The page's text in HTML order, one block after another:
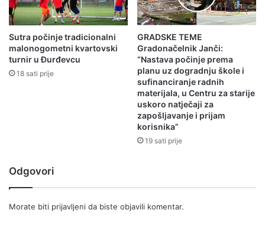
Sutra počinje tradicionalni
malonogometni kvartovski
turnir u Đurđevcu
18 sati prije
GRADSKE TEME
Gradonačelnik Janči:
“Nastava počinje prema
planu uz dogradnju škole i
sufinanciranje radnih
materijala, u Centru za starije
uskoro natječaji za
zapošljavanje i prijam
korisnika”
19 sati prije
Odgovori
Morate biti prijavljeni da biste objavili komentar.